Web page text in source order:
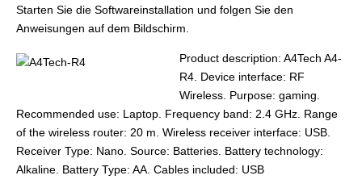
Starten Sie die Softwareinstallation und folgen Sie den
Anweisungen auf dem Bildschirm.
Product description: A4Tech A4-
R4. Device interface: RF
Wireless. Purpose: gaming.
Recommended use: Laptop. Frequency band: 2.4 GHz. Range
of the wireless router: 20 m. Wireless receiver interface: USB.
Receiver Type: Nano. Source: Batteries. Battery technology:
Alkaline. Battery Type: AA. Cables included: USB